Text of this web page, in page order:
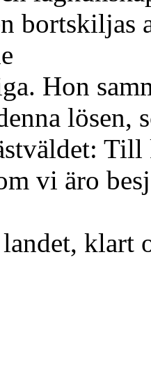
bortskiljas
Hon
lösen,
vi äro
klart